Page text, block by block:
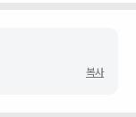
복사